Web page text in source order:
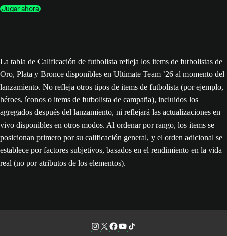
Jugar ahora
La tabla de Calificación de futbolista refleja los items de futbolistas de
Oro, Plata y Bronce disponibles en Ultimate Team ’26 al momento del
lanzamiento. No refleja otros tipos de items de futbolista (por ejemplo,
héroes, íconos o items de futbolista de campaña), incluidos los
agregados después del lanzamiento, ni reflejará las actualizaciones en
vivo disponibles en otros modos. Al ordenar por rango, los items se
posicionan primero por su calificación general, y el orden adicional se
establece por factores subjetivos, basados en el rendimiento en la vida
real (no por atributos de los elementos).